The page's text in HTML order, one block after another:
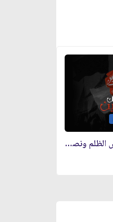
عاشوراء: مدرسة رفض الظلم ونصرة المظلومين